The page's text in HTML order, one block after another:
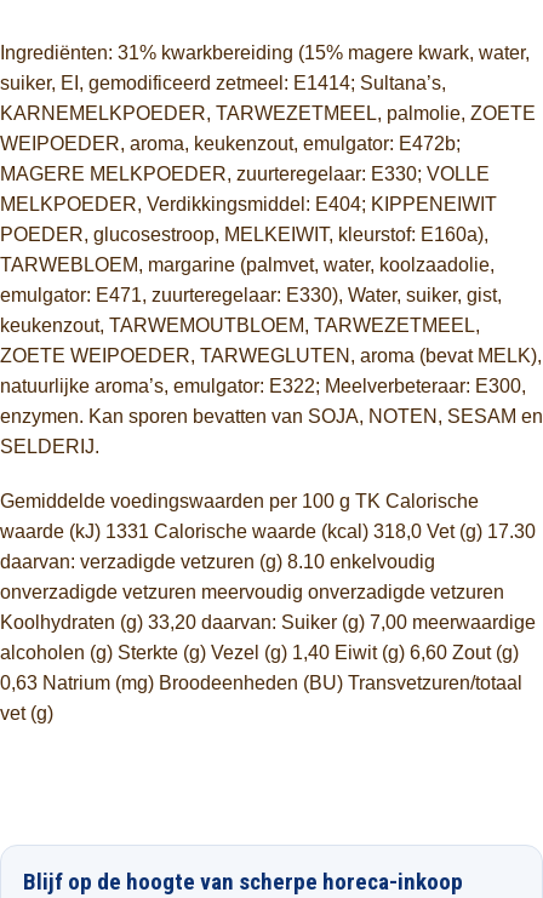
Ingrediënten: 31% kwarkbereiding (15% magere kwark, water,
suiker, EI, gemodificeerd zetmeel: E1414; Sultana’s,
KARNEMELKPOEDER, TARWEZETMEEL, palmolie, ZOETE
WEIPOEDER, aroma, keukenzout, emulgator: E472b;
MAGERE MELKPOEDER, zuurteregelaar: E330; VOLLE
MELKPOEDER, Verdikkingsmiddel: E404; KIPPENEIWIT
POEDER, glucosestroop, MELKEIWIT, kleurstof: E160a),
TARWEBLOEM, margarine (palmvet, water, koolzaadolie,
emulgator: E471, zuurteregelaar: E330), Water, suiker, gist,
keukenzout, TARWEMOUTBLOEM, TARWEZETMEEL,
ZOETE WEIPOEDER, TARWEGLUTEN, aroma (bevat MELK),
natuurlijke aroma’s, emulgator: E322; Meelverbeteraar: E300,
enzymen. Kan sporen bevatten van SOJA, NOTEN, SESAM en
SELDERIJ.
Gemiddelde voedingswaarden per 100 g TK Calorische
waarde (kJ) 1331 Calorische waarde (kcal) 318,0 Vet (g) 17.30
daarvan: verzadigde vetzuren (g) 8.10 enkelvoudig
onverzadigde vetzuren meervoudig onverzadigde vetzuren
Koolhydraten (g) 33,20 daarvan: Suiker (g) 7,00 meerwaardige
alcoholen (g) Sterkte (g) Vezel (g) 1,40 Eiwit (g) 6,60 Zout (g)
0,63 Natrium (mg) Broodeenheden (BU) Transvetzuren/totaal
vet (g)
Blijf op de hoogte van scherpe horeca-inkoop